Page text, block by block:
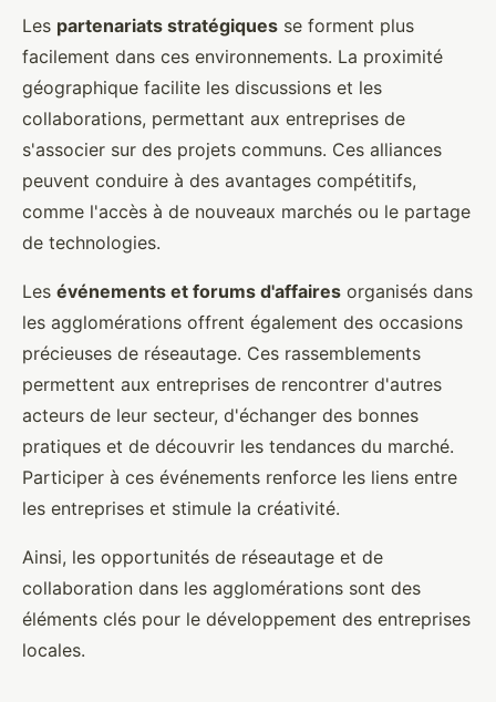
Les partenariats stratégiques se forment plus
facilement dans ces environnements. La proximité
géographique facilite les discussions et les
collaborations, permettant aux entreprises de
s'associer sur des projets communs. Ces alliances
peuvent conduire à des avantages compétitifs,
comme l'accès à de nouveaux marchés ou le partage
de technologies.
Les événements et forums d'affaires organisés dans
les agglomérations offrent également des occasions
précieuses de réseautage. Ces rassemblements
permettent aux entreprises de rencontrer d'autres
acteurs de leur secteur, d'échanger des bonnes
pratiques et de découvrir les tendances du marché.
Participer à ces événements renforce les liens entre
les entreprises et stimule la créativité.
Ainsi, les opportunités de réseautage et de
collaboration dans les agglomérations sont des
éléments clés pour le développement des entreprises
locales.